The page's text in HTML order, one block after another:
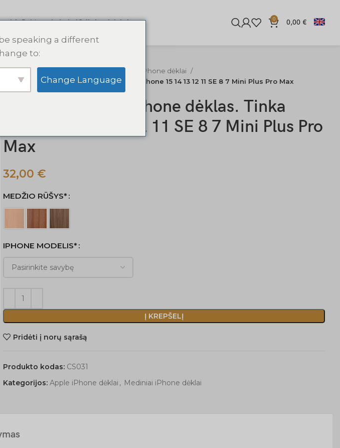
Raktų pakabukaiOdinės piniginės 0 0,00 €
Pradžia Apple iPhone dėklai
Mediniai iPhone dėklai
Mopsas medinis iPhone dėklas. Tinka iPhone 15 14 13 12 11 SE 8 7 Mini Plus Pro Max
Mopsas medinis iPhone dėklas. Tinka
iPhone 15 14 13 12 11 SE 8 7 Mini Plus Pro
Max
32,00 €
MEDŽIO RŪŠYS*
IPHONE MODELIS*
Į KREPŠELĮ
Pridėti į norų sąrašą
Produkto kodas: CS031
Kategorijos: Apple iPhone dėklai , Mediniai iPhone dėklai
speaking a different
to:
Change Language